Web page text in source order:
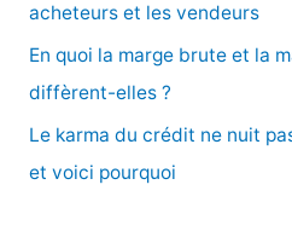
acheteurs et les vendeurs
En quoi la marge brute et la
diffèrent-elles ?
Le karma du crédit ne nuit
et voici pourquoi